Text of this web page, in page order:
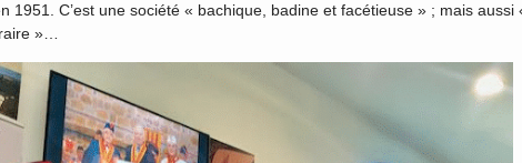
1951. C’est une société « bachique, badine et facétieuse » ; mais aussi
»…